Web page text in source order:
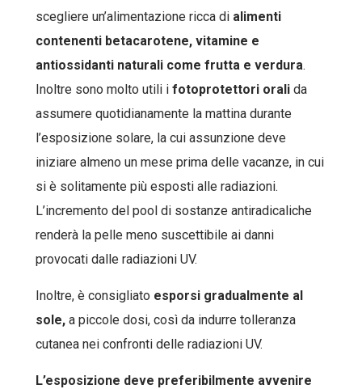
scegliere un’alimentazione ricca di alimenti
contenenti betacarotene, vitamine e
antiossidanti naturali come frutta e verdura.
Inoltre sono molto utili i fotoprotettori orali da
assumere quotidianamente la mattina durante
l’esposizione solare, la cui assunzione deve
iniziare almeno un mese prima delle vacanze, in cui
si è solitamente più esposti alle radiazioni.
L’incremento del pool di sostanze antiradicaliche
renderà la pelle meno suscettibile ai danni
provocati dalle radiazioni UV.
Inoltre, è consigliato esporsi gradualmente al
sole, a piccole dosi, così da indurre tolleranza
cutanea nei confronti delle radiazioni UV.
L’esposizione deve preferibilmente avvenire